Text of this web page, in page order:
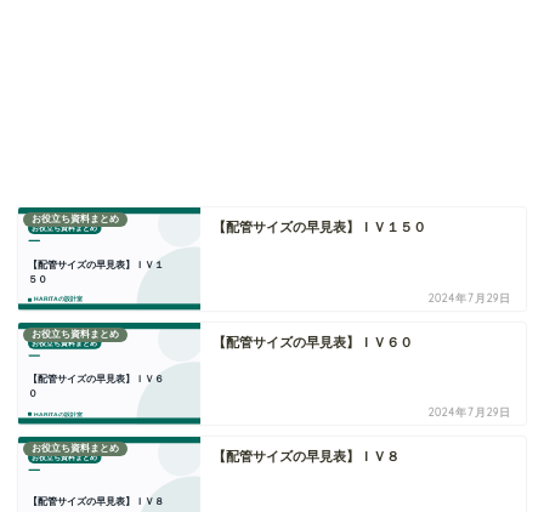
お役立ち資料まとめ
【配管サイズの早見表】ＩＶ１５０
2024年7月29日
お役立ち資料まとめ
【配管サイズの早見表】ＩＶ６０
2024年7月29日
お役立ち資料まとめ
【配管サイズの早見表】ＩＶ８